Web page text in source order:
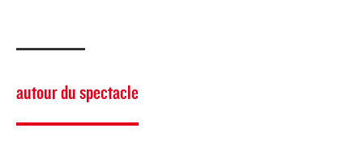
autour du spectacle